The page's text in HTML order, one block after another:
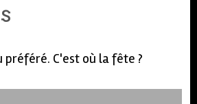
préféré. C'est où la fête ?